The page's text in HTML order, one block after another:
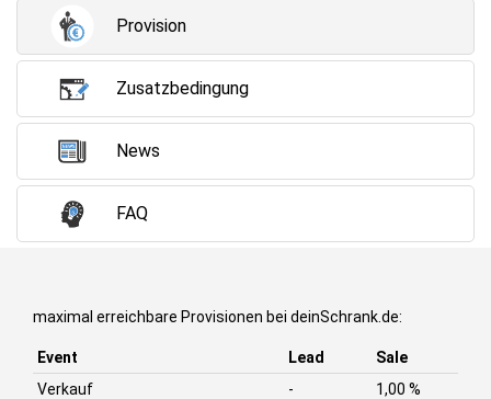
Provision
Zusatzbedingung
News
FAQ
maximal erreichbare Provisionen bei deinSchrank.de:
Event Lead
Sale
Verkauf
- 1,00 %